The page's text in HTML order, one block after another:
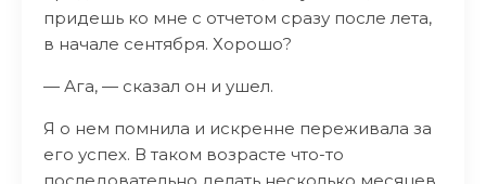
придешь ко мне с отчетом сразу после лета,
в начале сентября. Хорошо?
— Ага, — сказал он и ушел.
Я о нем помнила и искренне переживала за
его успех. В таком возрасте что-то